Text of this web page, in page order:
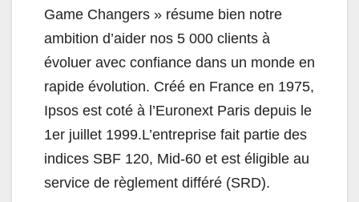
Game Changers » résume bien notre
ambition d’aider nos 5 000 clients à
évoluer avec confiance dans un monde en
rapide évolution. Créé en France en 1975,
Ipsos est coté à l’Euronext Paris depuis le
1er juillet 1999.L’entreprise fait partie des
indices SBF 120, Mid-60 et est éligible au
service de règlement différé (SRD).